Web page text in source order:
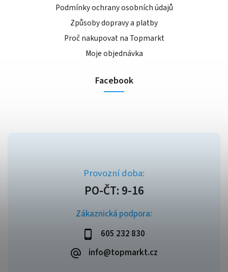
Zákaznická podpora:
605 232 830
info@topmarkt.cz
Podmínky ochrany osobních údajů
Způsoby dopravy a platby
Proč nakupovat na Topmarkt
Moje objednávka
Facebook